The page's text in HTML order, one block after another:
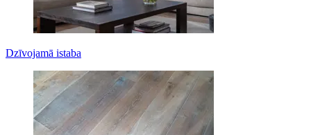
Dzīvojamā istaba